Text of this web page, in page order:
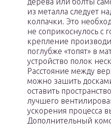
из металла следует
колпачки. Это
не соприкоснулось с
крепление
поглубже «топят» в
устройство полок
Расстояние между
можно зашить
оставить
лучшего
ускорения процесса
Дополнительный